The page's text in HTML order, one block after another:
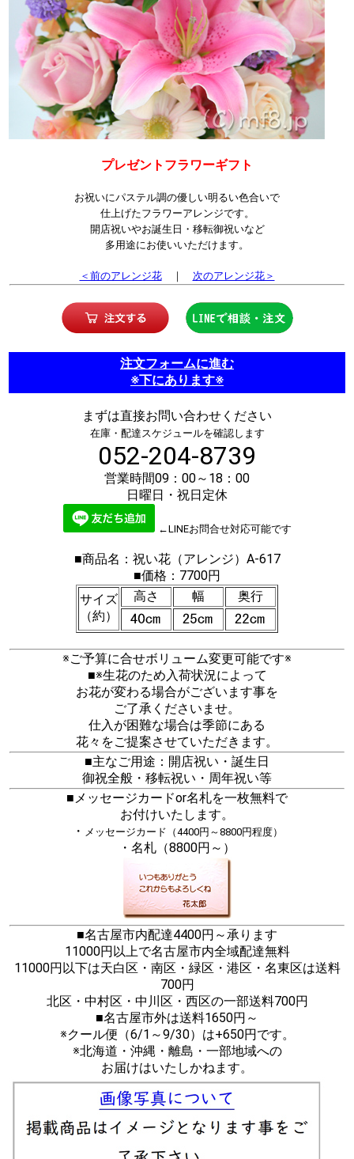
プレゼントフラワーギフト
お祝いにパステル調の優しい明るい色合いで
仕上げたフラワーアレンジです。
開店祝いやお誕生日・移転御祝いなど
多用途にお使いいただけます。
＜前のアレンジ花｜ 次のアレンジ花＞
注文フォームに進む
※下にあります※
まずは直接お問い合わせください
在庫・配達スケジュールを確認します
052-204-8739
営業時間09：00～18：00
日曜日・祝日定休
←LINEお問合せ対応可能です
■商品名：祝い花（アレンジ）A-617
■価格：7700円
サイズ
（約）
高さ 幅 奥行
※ご予算に合せボリューム変更可能です※
■※生花のため入荷状況によって
お花が変わる場合がございます事を
ご了承くださいませ。
仕入が困難な場合は季節にある
花々をご提案させていただきます。
■主なご用途：開店祝い・誕生日
御祝全般・移転祝い・周年祝い等
■メッセージカードor名札を一枚無料で
お付けいたします。
・ メッセージカード（4400円～8800円程度）
・名札（8800円～）
■名古屋市内配達4400円～承ります
11000円以上で名古屋市内全域配達無料
11000円以下は天白区・南区・緑区・港区・名東区は送料
700円
北区・中村区・中川区・西区の一部送料700円
■名古屋市外は送料1650円～
※クール便（6/1～9/30）は+650円です。
※北海道・沖縄・離島・一部地域への
お届けはいたしかねます。